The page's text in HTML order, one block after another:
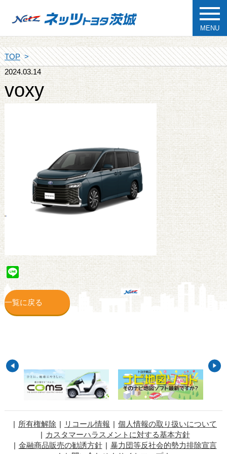
MENU
TOP
2024.03.14
voxy
Line
一覧に戻る
所有権解除 リコール情報
個人情報の取り扱いについて
カスタマーハラスメントに対する基本方針
金融商品販売の勧誘方針
暴力団等反社会的勢力排除宣言